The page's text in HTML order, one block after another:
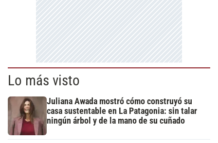
Lo más visto
Juliana Awada mostró cómo construyó su
casa sustentable en La Patagonia: sin talar
ningún árbol y de la mano de su cuñado